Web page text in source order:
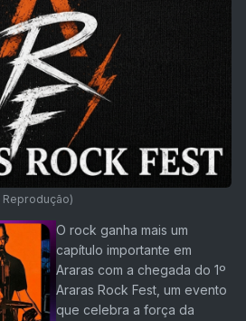
Reprodução)
O rock ganha mais um
capítulo importante em
Araras com a chegada do 1º
Araras Rock Fest, um evento
que celebra a força da